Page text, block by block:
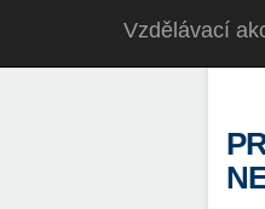
Vzdělávací